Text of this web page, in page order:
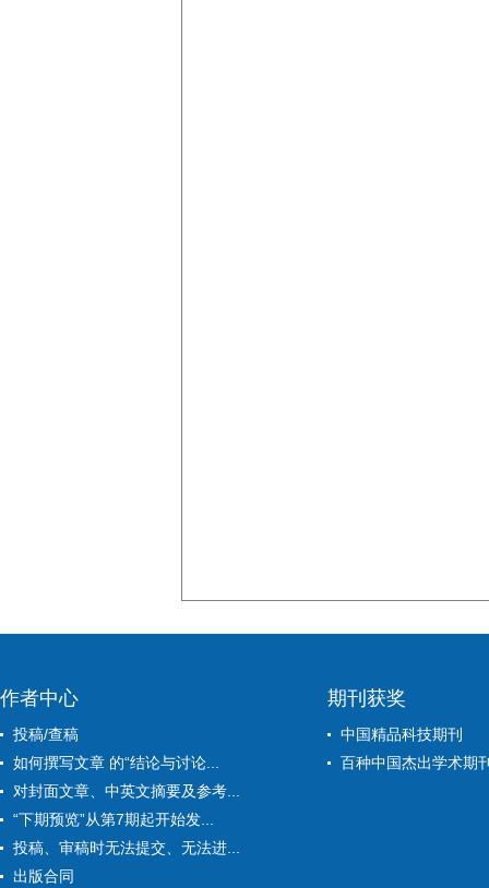
作者中心
投稿/查稿
如何撰写文章 的“结论与讨论...
对封面文章、中英文摘要及参考...
“下期预览”从第7期起开始发...
投稿、审稿时无法提交、无法进...
出版合同
期刊获奖
中国精品科技期刊
百种中国杰出学术期